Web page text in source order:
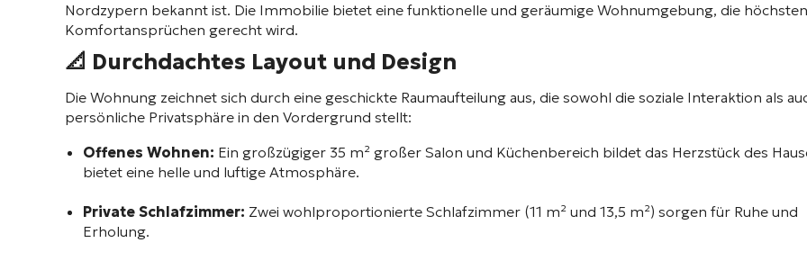
Nordzypern bekannt ist. Die Immobilie bietet eine funktionelle und geräumige Wohnumgebung, die höchsten
Komfortansprüchen gerecht wird.
📐 Durchdachtes Layout und Design
Die Wohnung zeichnet sich durch eine geschickte Raumaufteilung aus, die sowohl die soziale Interaktion als
persönliche Privatsphäre in den Vordergrund stellt:
Offenes Wohnen: Ein großzügiger 35 m² großer Salon und Küchenbereich bildet das Herzstück des
bietet eine helle und luftige Atmosphäre.
Private Schlafzimmer: Zwei wohlproportionierte Schlafzimmer (11 m² und 13,5 m²) sorgen für Ruhe und
Erholung.